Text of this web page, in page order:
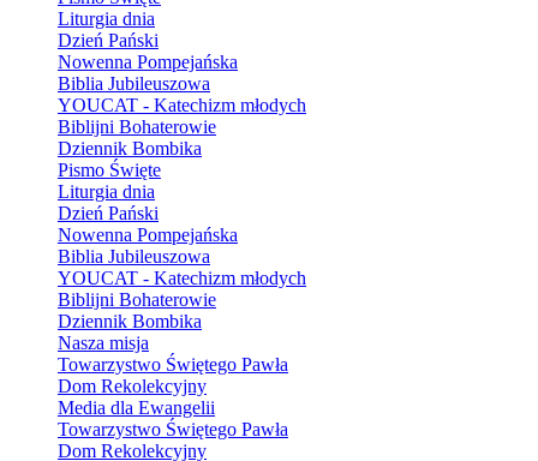
Liturgia dnia
Dzień Pański
Nowenna Pompejańska
Biblia Jubileuszowa
YOUCAT - Katechizm młodych
Biblijni Bohaterowie
Dziennik Bombika
Pismo Święte
Liturgia dnia
Dzień Pański
Nowenna Pompejańska
Biblia Jubileuszowa
YOUCAT - Katechizm młodych
Biblijni Bohaterowie
Dziennik Bombika
Nasza misja
Towarzystwo Świętego Pawła
Dom Rekolekcyjny
Media dla Ewangelii
Towarzystwo Świętego Pawła
Dom Rekolekcyjny